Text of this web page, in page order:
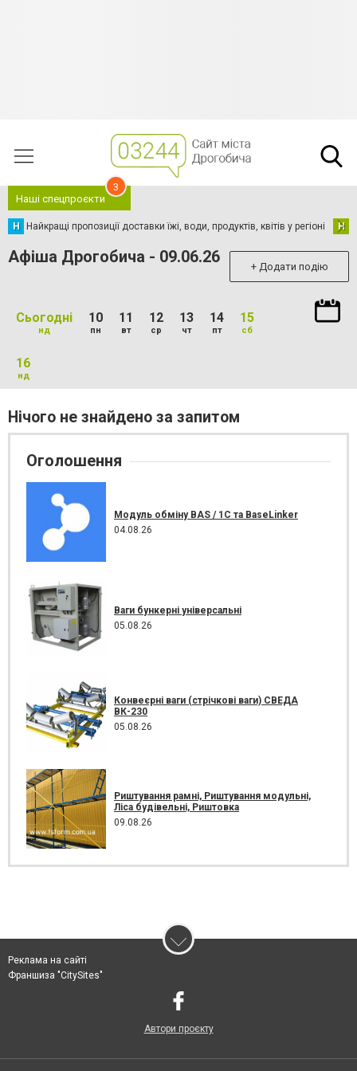
Наші спецпроєкти
3
Н Найкращі пропозиції доставки їжі, води, продуктів, квітів у регіоні Н
Афіша Дрогобича - 09.06.26 + Додати подію
Сьогодні
нд
10
пн
11
вт
12
ср
13
чт
14
пт
15
сб
16
нд
Нічого не знайдено за запитом
Оголошення
Модуль обміну BAS / 1C та BaseLinker
04.08.26
Ваги бункерні універсальні
05.08.26
Конвеєрні ваги (стрічкові ваги) СВЕДА
ВК-230
05.08.26
Риштування рамні, Риштування модульні,
Ліса будівельні, Риштовка
09.08.26
Реклама на сайті
Франшиза "CitySites"
Автори проєкту